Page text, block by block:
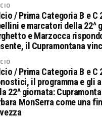
/ Prima Categoria B e C
e marcatori della 22^
e Marzocca
il Cupramontana
/ Prima Categoria B e C
il programma e gli
22^ giornata:
MonSerra come una